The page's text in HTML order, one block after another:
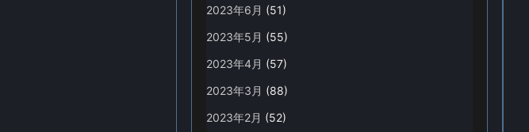
2023年6月 (51)
2023年5月 (55)
2023年4月 (57)
2023年3月 (88)
2023年2月 (52)